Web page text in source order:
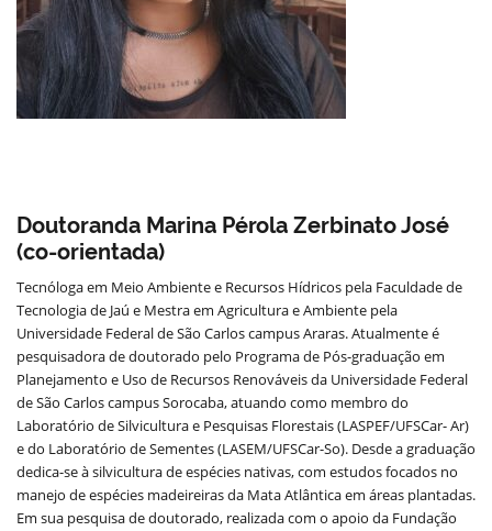
Doutoranda Marina Pérola Zerbinato José
(co-orientada)
Tecnóloga em Meio Ambiente e Recursos Hídricos pela Faculdade de
Tecnologia de Jaú e Mestra em Agricultura e Ambiente pela
Universidade Federal de São Carlos campus Araras. Atualmente é
pesquisadora de doutorado pelo Programa de Pós-graduação em
Planejamento e Uso de Recursos Renováveis da Universidade Federal
de São Carlos campus Sorocaba, atuando como membro do
Laboratório de Silvicultura e Pesquisas Florestais (LASPEF/UFSCar- Ar)
e do Laboratório de Sementes (LASEM/UFSCar-So). Desde a graduação
dedica-se à silvicultura de espécies nativas, com estudos focados no
manejo de espécies madeireiras da Mata Atlântica em áreas plantadas.
Em sua pesquisa de doutorado, realizada com o apoio da Fundação